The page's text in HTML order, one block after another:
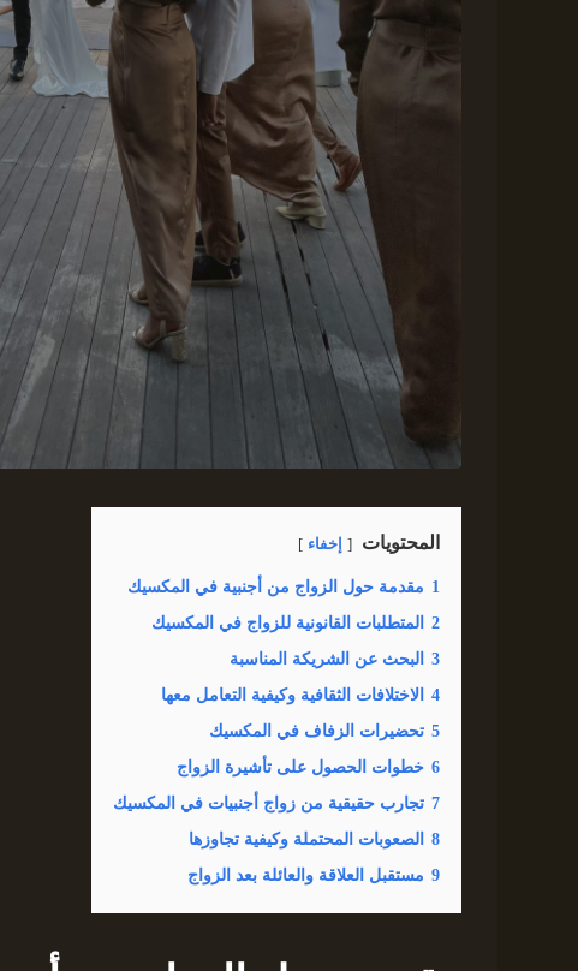
المحتويات إخفاء
1 مقدمة حول الزواج من أجنبية في المكسيك
2
المتطلبات القانونية للزواج في المكسيك
3
البحث عن الشريكة المناسبة
4
الاختلافات الثقافية وكيفية التعامل معها
5 تحضيرات الزفاف في المكسيك
6 خطوات الحصول على تأشيرة الزواج
7 تجارب حقيقية من زواج أجنبيات في المكسيك
8
الصعوبات المحتملة وكيفية تجاوزها
9 مستقبل العلاقة والعائلة بعد الزواج